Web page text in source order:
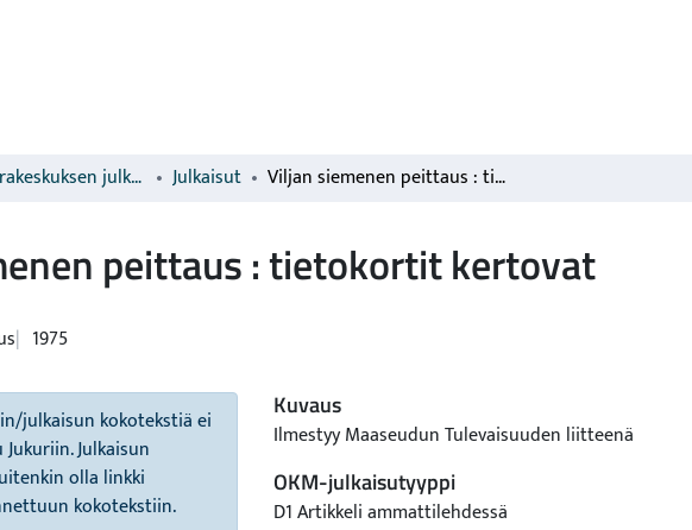
Luonnonvarakeskuksen julkaisut Julkaisut Viljan siemenen peittaus : tietokortit kertovat
peittaus : tietokortit kertovat
1975
julkaisun kokotekstiä ei
Julkaisun
olla linkki
kokotekstiin.
Kuvaus
Ilmestyy Maaseudun Tulevaisuuden liitteenä
OKM-julkaisutyyppi
D1 Artikkeli ammattilehdessä